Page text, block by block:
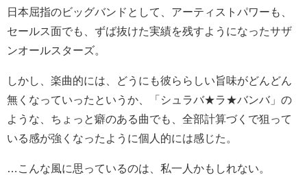
日本屈指のビッグバンドとして、アーティストパワーも、
セールス面でも、ずば抜けた実績を残すようになったサザ
ンオールスターズ。
しかし、楽曲的には、どうにも彼ららしい旨味がどんどん
無くなっていったというか、「シュラバ★ラ★バンバ」の
ような、ちょっと癖のある曲でも、全部計算づくで狙って
いる感が強くなったように個人的には感じた。
…こんな風に思っているのは、私一人かもしれない。